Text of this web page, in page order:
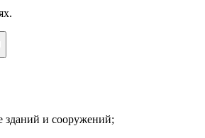
зданий и сооружений;